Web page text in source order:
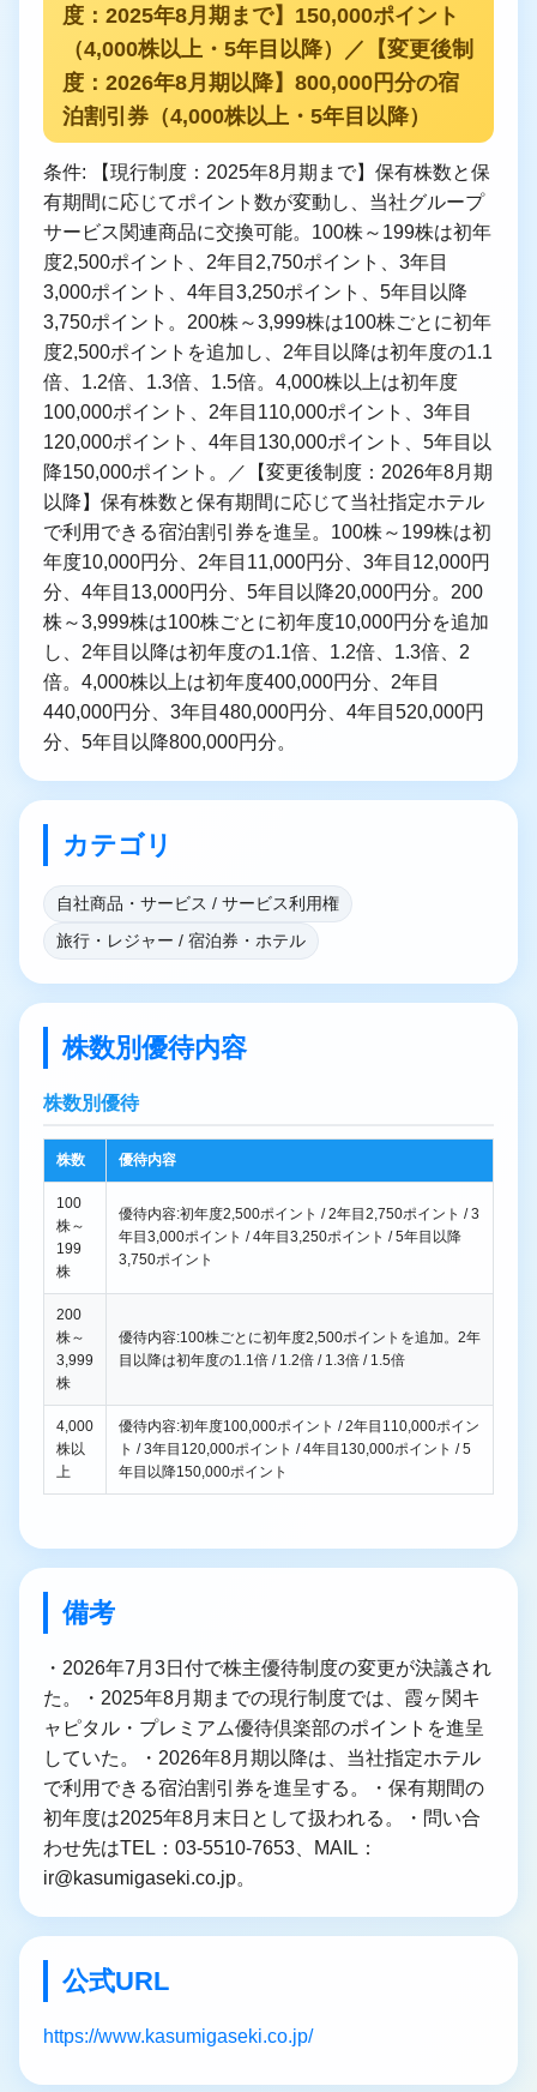
度：2025年8月期まで】150,000ポイント
（4,000株以上・5年目以降）／【変更後制
度：2026年8月期以降】800,000円分の宿
泊割引券（4,000株以上・5年目以降）
条件: 【現行制度：2025年8月期まで】保有株数と保
有期間に応じてポイント数が変動し、当社グループ
サービス関連商品に交換可能。100株～199株は初年
度2,500ポイント、2年目2,750ポイント、3年目
3,000ポイント、4年目3,250ポイント、5年目以降
3,750ポイント。200株～3,999株は100株ごとに初年
度2,500ポイントを追加し、2年目以降は初年度の1.1
倍、1.2倍、1.3倍、1.5倍。4,000株以上は初年度
100,000ポイント、2年目110,000ポイント、3年目
120,000ポイント、4年目130,000ポイント、5年目以
降150,000ポイント。／【変更後制度：2026年8月期
以降】保有株数と保有期間に応じて当社指定ホテル
で利用できる宿泊割引券を進呈。100株～199株は初
年度10,000円分、2年目11,000円分、3年目12,000円
分、4年目13,000円分、5年目以降20,000円分。200
株～3,999株は100株ごとに初年度10,000円分を追加
し、2年目以降は初年度の1.1倍、1.2倍、1.3倍、2
倍。4,000株以上は初年度400,000円分、2年目
440,000円分、3年目480,000円分、4年目520,000円
分、5年目以降800,000円分。
カテゴリ
自社商品・サービス / サービス利用権
旅行・レジャー / 宿泊券・ホテル
株数別優待内容
株数別優待
株数 優待内容
100
株～
199
株
優待内容:初年度2,500ポイント / 2年目2,750ポイント / 3
年目3,000ポイント / 4年目3,250ポイント / 5年目以降
3,750ポイント
200
株～
3,999
株
優待内容:100株ごとに初年度2,500ポイントを追加。2年
目以降は初年度の1.1倍 / 1.2倍 / 1.3倍 / 1.5倍
4,000
株以
上
優待内容:初年度100,000ポイント / 2年目110,000ポイン
ト / 3年目120,000ポイント / 4年目130,000ポイント / 5
年目以降150,000ポイント
備考
・2026年7月3日付で株主優待制度の変更が決議され
た。・2025年8月期までの現行制度では、霞ヶ関キ
ャピタル・プレミアム優待倶楽部のポイントを進呈
していた。・2026年8月期以降は、当社指定ホテル
で利用できる宿泊割引券を進呈する。・保有期間の
初年度は2025年8月末日として扱われる。・問い合
わせ先はTEL：03-5510-7653、MAIL：
ir@kasumigaseki.co.jp。
公式URL
https://www.kasumigaseki.co.jp/